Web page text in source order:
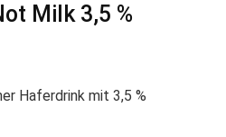
Milk 3,5 %
Haferdrink mit 3,5 %